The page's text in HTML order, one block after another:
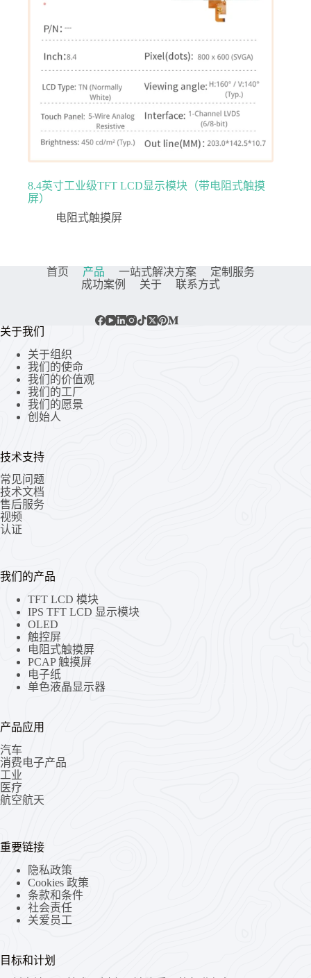
8.4英寸工业级TFT LCD显示模块（带电阻式触摸
屏）
电阻式触摸屏
首页 产品 一站式解决方案
定制服务
成功案例
关于 联系方式
关于我们
关于组织
我们的使命
我们的价值观
我们的工厂
我们的愿景
创始人
技术支持
常见问题
技术文档
售后服务
视频
认证
我们的产品
TFT LCD 模块
IPS TFT LCD 显示模块
OLED
触控屏
电阻式触摸屏
PCAP 触摸屏
电子纸
单色液晶显示器
产品应用
汽车
消费电子产品
工业
医疗
航空航天
重要链接
隐私政策
Cookies 政策
条款和条件
社会责任
关爱员工
目标和计划